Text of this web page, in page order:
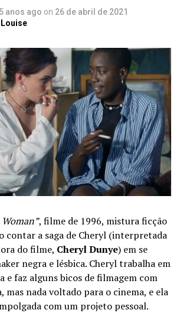
5 anos ago on 26 de abril de 2021
Louise
, filme de 1996, mistura ficção
contar a saga de Cheryl (interpretada
do filme, Cheryl Dunye) em se
negra e lésbica. Cheryl trabalha em
e faz alguns bicos de filmagem com
mas nada voltado para o cinema, e ela
com um projeto pessoal.